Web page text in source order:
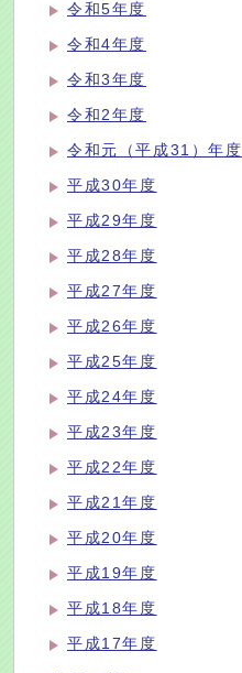
令和5年度
令和4年度
令和3年度
令和2年度
令和元（平成31）年度
平成30年度
平成29年度
平成28年度
平成27年度
平成26年度
平成25年度
平成24年度
平成23年度
平成22年度
平成21年度
平成20年度
平成19年度
平成18年度
平成17年度